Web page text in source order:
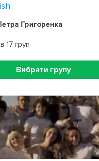
Григоренка
17 груп
Вибрати групу